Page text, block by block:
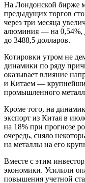
На Лондонской бирже
предыдущих торгов
через три месяца
алюминия — на 0,54%,
до 3488,5 долларов.
Котировки утром не
динамики по ряду
оказывает влияние
и Китаем —
промышленного
Кроме того, на
экспорт из Китая в
на 18% при прогнозе
очередь, сняло
на металлы на его
Вместе с этим
экономики. Усилили
повышения учетной